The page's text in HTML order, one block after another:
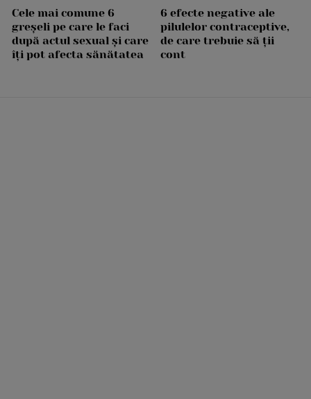
Cele mai comune 6
greșeli pe care le faci
după actul sexual și care
îți pot afecta sănătatea
6 efecte negative ale
pilulelor contraceptive,
de care trebuie să ții
cont